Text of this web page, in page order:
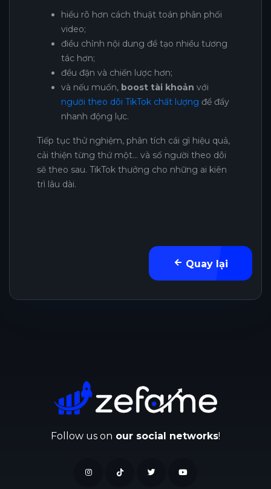
hiểu rõ hơn cách thuật toán phân phối
video;
điều chỉnh nội dung để tạo nhiều tương
tác hơn;
đều đặn và chiến lược hơn;
và nếu muốn, boost tài khoản với
người theo dõi TikTok chất lượng để đẩy
nhanh động lực.
Tiếp tục thử nghiệm, phân tích cái gì hiệu quả,
cải thiện từng thứ một… và số người theo dõi
sẽ theo sau. TikTok thưởng cho những ai kiên
trì lâu dài.
Quay lại
Follow us on our social networks!